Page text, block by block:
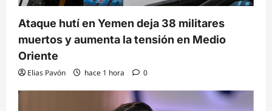
Ataque hutí en Yemen deja 38 militares
muertos y aumenta la tensión en Medio
Oriente
Elias Pavón hace 1 hora 0